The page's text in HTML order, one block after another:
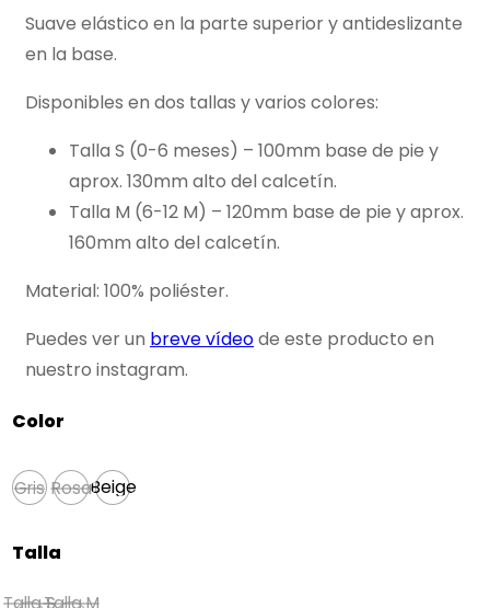
Suave elástico en la parte superior y antideslizante
en la base.
Disponibles en dos tallas y varios colores:
Talla S (0-6 meses) – 100mm base de pie y
aprox. 130mm alto del calcetín.
Talla M (6-12 M) – 120mm base de pie y aprox.
160mm alto del calcetín.
Material: 100% poliéster.
Puedes ver un breve vídeode este producto en
nuestro instagram.
Color
Gris
Gris Rosa
RosaBeige
Talla
Talla STalla M